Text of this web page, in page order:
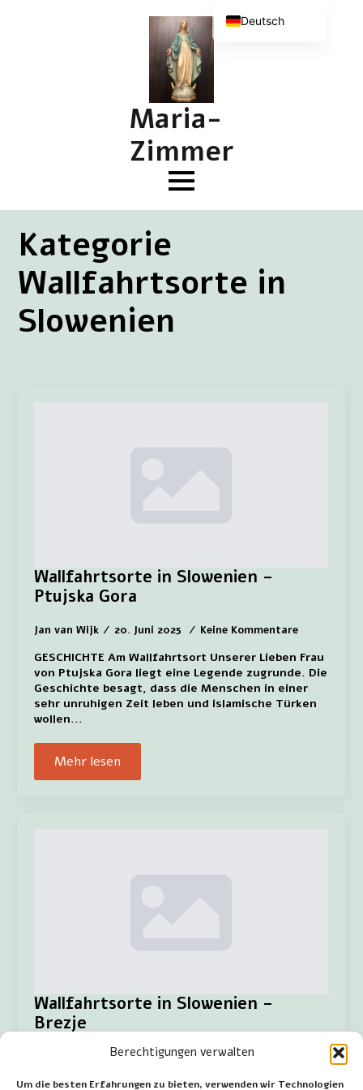
Berechtigungen verwalten
Um die besten Erfahrungen zu bieten, verwenden wir Technologien
Maria-
Zimmer
Kategorie
Wallfahrtsorte in
Slowenien
Wallfahrtsorte in Slowenien –
Ptujska Gora
Jan van Wijk 20. Juni 2025 Keine Kommentare
GESCHICHTE Am Wallfahrtsort Unserer Lieben Frau
von Ptujska Gora liegt eine Legende zugrunde. Die
Geschichte besagt, dass die Menschen in einer
sehr unruhigen Zeit leben und islamische Türken
wollen...
Mehr lesen
Wallfahrtsorte in Slowenien –
Brezje
Administrator
1. September 2023
Deutsch